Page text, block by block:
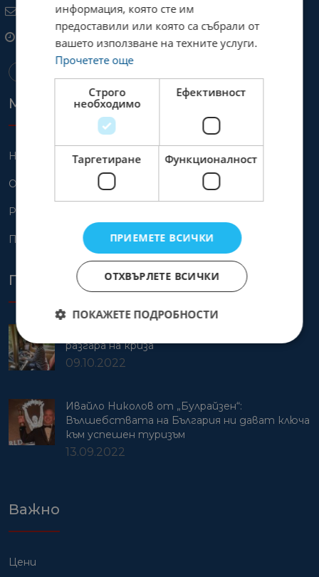
jobs@bgtourism.bg
Понеделник-Петък: 08 - 18 ч.
Меню
Начало
Обяви
Работодатели
Полезни статии
Последни статии
разгара на криза
09.10.2022
Ивайло Николов от „Булрайзен“:
Вълшебствата на България ни дават ключа
към успешен туризъм
13.09.2022
Важно
Цени
информация, която сте им
предоставили или която са събрали от
вашето използване на техните услуги.
Прочетете още
Строго
необходимо
Ефективност
Таргетиране Функционалност
ПРИЕМЕТЕ ВСИЧКИ
ОТХВЪРЛЕТЕ ВСИЧКИ
ПОКАЖЕТЕ ПОДРОБНОСТИ